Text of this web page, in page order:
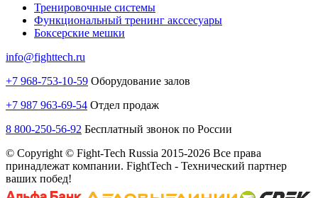
Тренировочные системы
Функциональный тренинг акссесуары
Боксерские мешки
info@fighttech.ru
+7 968-753-10-59 Оборудование залов
+7 987 963-69-54 Отдел продаж
8 800-250-56-92 Бесплатный звонок по России
© Copyright © Fight-Tech Russia 2015-2026 Все права
принадлежат компании. FightTech - Технический партнер
ваших побед!